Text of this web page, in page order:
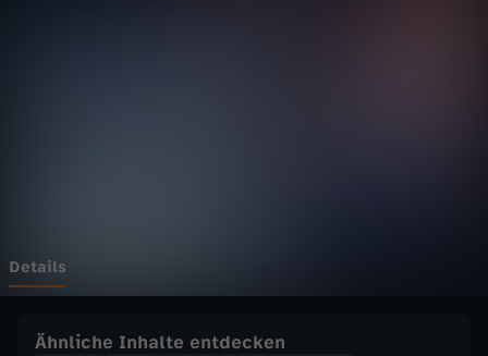
E
Details
Ähnliche Inhalte entdecken